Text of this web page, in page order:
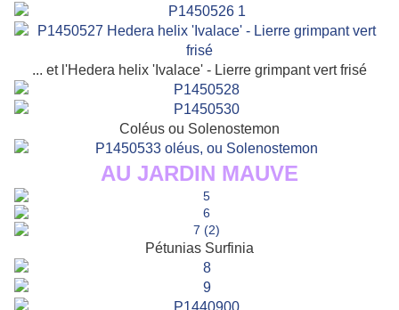
... et l'Hedera helix 'Ivalace' - Lierre grimpant vert frisé
Coléus ou Solenostemon
AU JARDIN MAUVE
Pétunias Surfinia